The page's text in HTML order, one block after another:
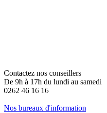
Contactez nos conseillers
De 9h à 17h du lundi au samedi
0262 46 16 16
Nos bureaux d'information